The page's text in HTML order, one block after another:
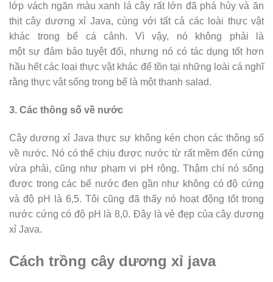
lớp vách ngăn màu xanh lá cây rất lớn đã phá hủy và ăn
thịt cây dương xỉ Java, cùng với tất cả các loài thực vật
khác trong bể cá cảnh. Vì vậy, nó không phải là
một sự đảm bảo tuyệt đối, nhưng nó có tác dụng tốt hơn
hầu hết các loại thực vật khác để tồn tại những loài cá nghĩ
rằng thực vật sống trong bể là một thanh salad.
3. Các thông số về nước
Cây dương xỉ Java thực sự không kén chọn các thông số
về nước. Nó có thể chịu được nước từ rất mềm đến cứng
vừa phải, cũng như phạm vi pH rộng. Thậm chí nó sống
được trong các bể nước đen gần như không có độ cứng
và độ pH là 6,5. Tôi cũng đã thấy nó hoạt động tốt trong
nước cứng có độ pH là 8,0. Đây là vẻ đẹp của cây dương
xỉ Java.
Cách trồng cây dương xỉ java